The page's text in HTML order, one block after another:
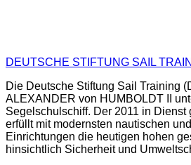
DEUTSCHE STIFTUNG SAIL
Die Deutsche Stiftung Sail Training
ALEXANDER von HUMBOLDT II
Segelschulschiff. Der 2011 in Dienst
erfüllt mit modernsten nautischen
Einrichtungen die heutigen hohen
hinsichtlich Sicherheit und